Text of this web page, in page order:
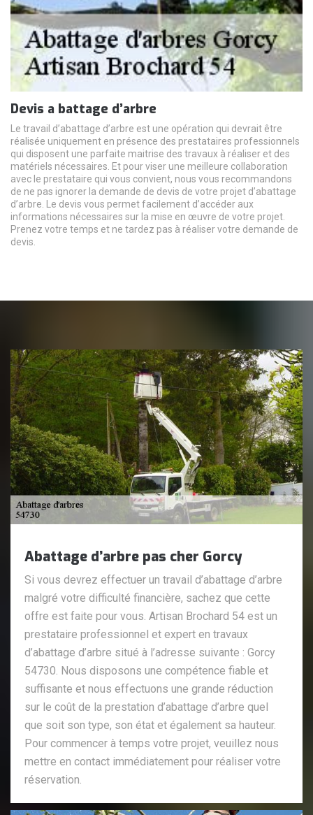
Devis a battage d’arbre
Le travail d’abattage d’arbre est une opération qui devrait être
réalisée uniquement en présence des prestataires professionnels
qui disposent une parfaite maitrise des travaux à réaliser et des
matériels nécessaires. Et pour viser une meilleure collaboration
avec le prestataire qui vous convient, nous vous recommandons
de ne pas ignorer la demande de devis de votre projet d’abattage
d’arbre. Le devis vous permet facilement d’accéder aux
informations nécessaires sur la mise en œuvre de votre projet.
Prenez votre temps et ne tardez pas à réaliser votre demande de
devis.
Abattage d’arbre pas cher Gorcy
Si vous devrez effectuer un travail d’abattage d’arbre
malgré votre difficulté financière, sachez que cette
offre est faite pour vous. Artisan Brochard 54 est un
prestataire professionnel et expert en travaux
d’abattage d’arbre situé à l’adresse suivante : Gorcy
54730. Nous disposons une compétence fiable et
suffisante et nous effectuons une grande réduction
sur le coût de la prestation d’abattage d’arbre quel
que soit son type, son état et également sa hauteur.
Pour commencer à temps votre projet, veuillez nous
mettre en contact immédiatement pour réaliser votre
réservation.